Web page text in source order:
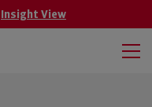
Insight View